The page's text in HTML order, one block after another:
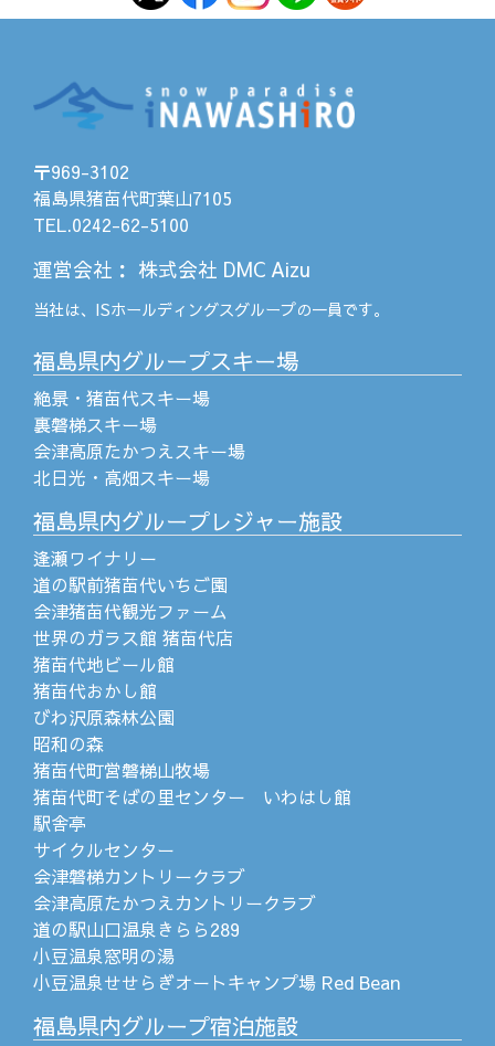
〒969-3102
福島県猪苗代町葉山7105
TEL.0242-62-5100
運営会社 ： 株式会社 DMC Aizu
当社は、 ISホールディングスグループの一員です。
福島県内グループスキー場
絶景・猪苗代スキー場
裏磐梯スキー場
会津高原たかつえスキー場
北日光・高畑スキー場
福島県内グループレジャー施設
逢瀬ワイナリー
道の駅前猪苗代いちご園
会津猪苗代観光ファーム
世界のガラス館 猪苗代店
猪苗代地ビール館
猪苗代おかし館
びわ沢原森林公園
昭和の森
猪苗代町営磐梯山牧場
猪苗代町そばの里センター いわはし館
駅舎亭
サイクルセンター
会津磐梯カントリークラブ
会津高原たかつえカントリークラブ
道の駅山口温泉きらら289
小豆温泉窓明の湯
小豆温泉せせらぎオートキャンプ場 Red Bean
福島県内グループ宿泊施設